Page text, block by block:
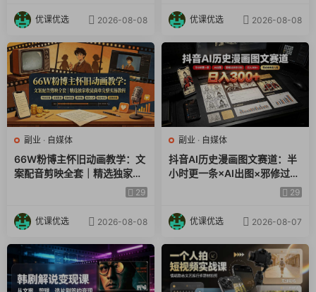
106、2.6.7_活动转化功能类社群如何运营,
107、2.6.8_客户关系维护类社群如何运营,
108、2.7.1_零基础小白，如何迅速挖掘自身优势，找到切入点,
109、2.7.2_半路接手公众号，如何快速着手工作,
110、2.7.3_传统行业如何利用新媒体做推广营销,
111、2.8.1_不做睁眼瞎，做懂数据的新媒体运营,
112、2.8.2_新媒体矩阵搭建法，全网扩张你的影响力,
114、2.8.4.新媒体人进阶之路，从小白到大咖没那么难,
第1期第1章、导读.ppt
第1期第1章、小结.ppt
第1期第7章案例：运营数据简报模板.ppt
第1期第八章小结.ppt
第1期第二章小结.ppt
第1期第六章导读.ppt
优课优选 2026-08-08 优课优选 2026-08-08
副业 · 自媒体
66W粉博主怀旧动画教学：文
案配音剪映全套｜精选独家收
29
优课优选 2026-08-08
副业 · 自媒体
抖音AI历史漫画图文赛道：半
小时更一条×AI出图×邪修过伙
伴计划×日入300+，零成本快
29
优课优选 2026-08-07